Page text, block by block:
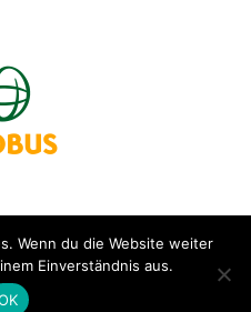
Wenn du die Website weiter
Einverständnis aus.